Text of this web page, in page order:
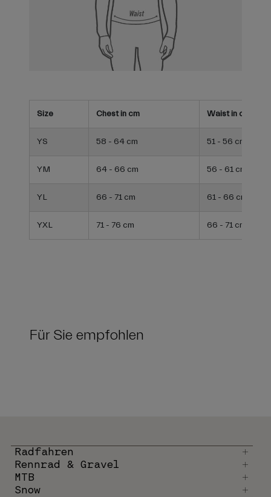
Size Chest in cm Waist in cm
YS 58 - 64 cm 51 - 56 cm
YM 64 - 66 cm 56 - 61 cm
YL 66 - 71 cm 61 - 66 cm
YXL 71 - 76 cm 66 - 71 cm
Für Sie empfohlen
Radfahren
Rennrad & Gravel
MTB
Snow